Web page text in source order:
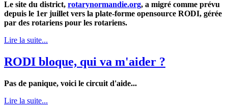
Le site du district, rotarynormandie.org, a migré comme prévu
depuis le 1er juillet vers la plate-forme opensource RODI, gérée
par des rotariens pour les rotariens.
Lire la suite...
RODI bloque, qui va m'aider ?
Pas de panique, voici le circuit d'aide...
Lire la suite...